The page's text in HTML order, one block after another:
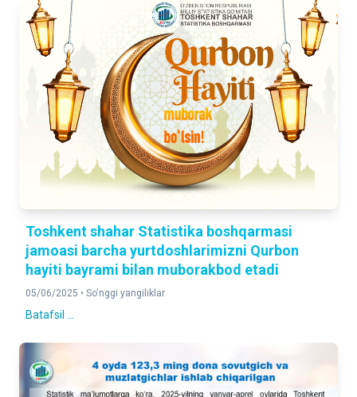
Toshkent shahar Statistika boshqarmasi
jamoasi barcha yurtdoshlarimizni Qurbon
hayiti bayrami bilan muborakbod etadi
05/06/2025 • So'nggi yangiliklar
Batafsil ...